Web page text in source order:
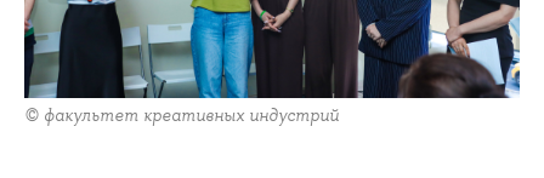
© факультет креативных индустрий